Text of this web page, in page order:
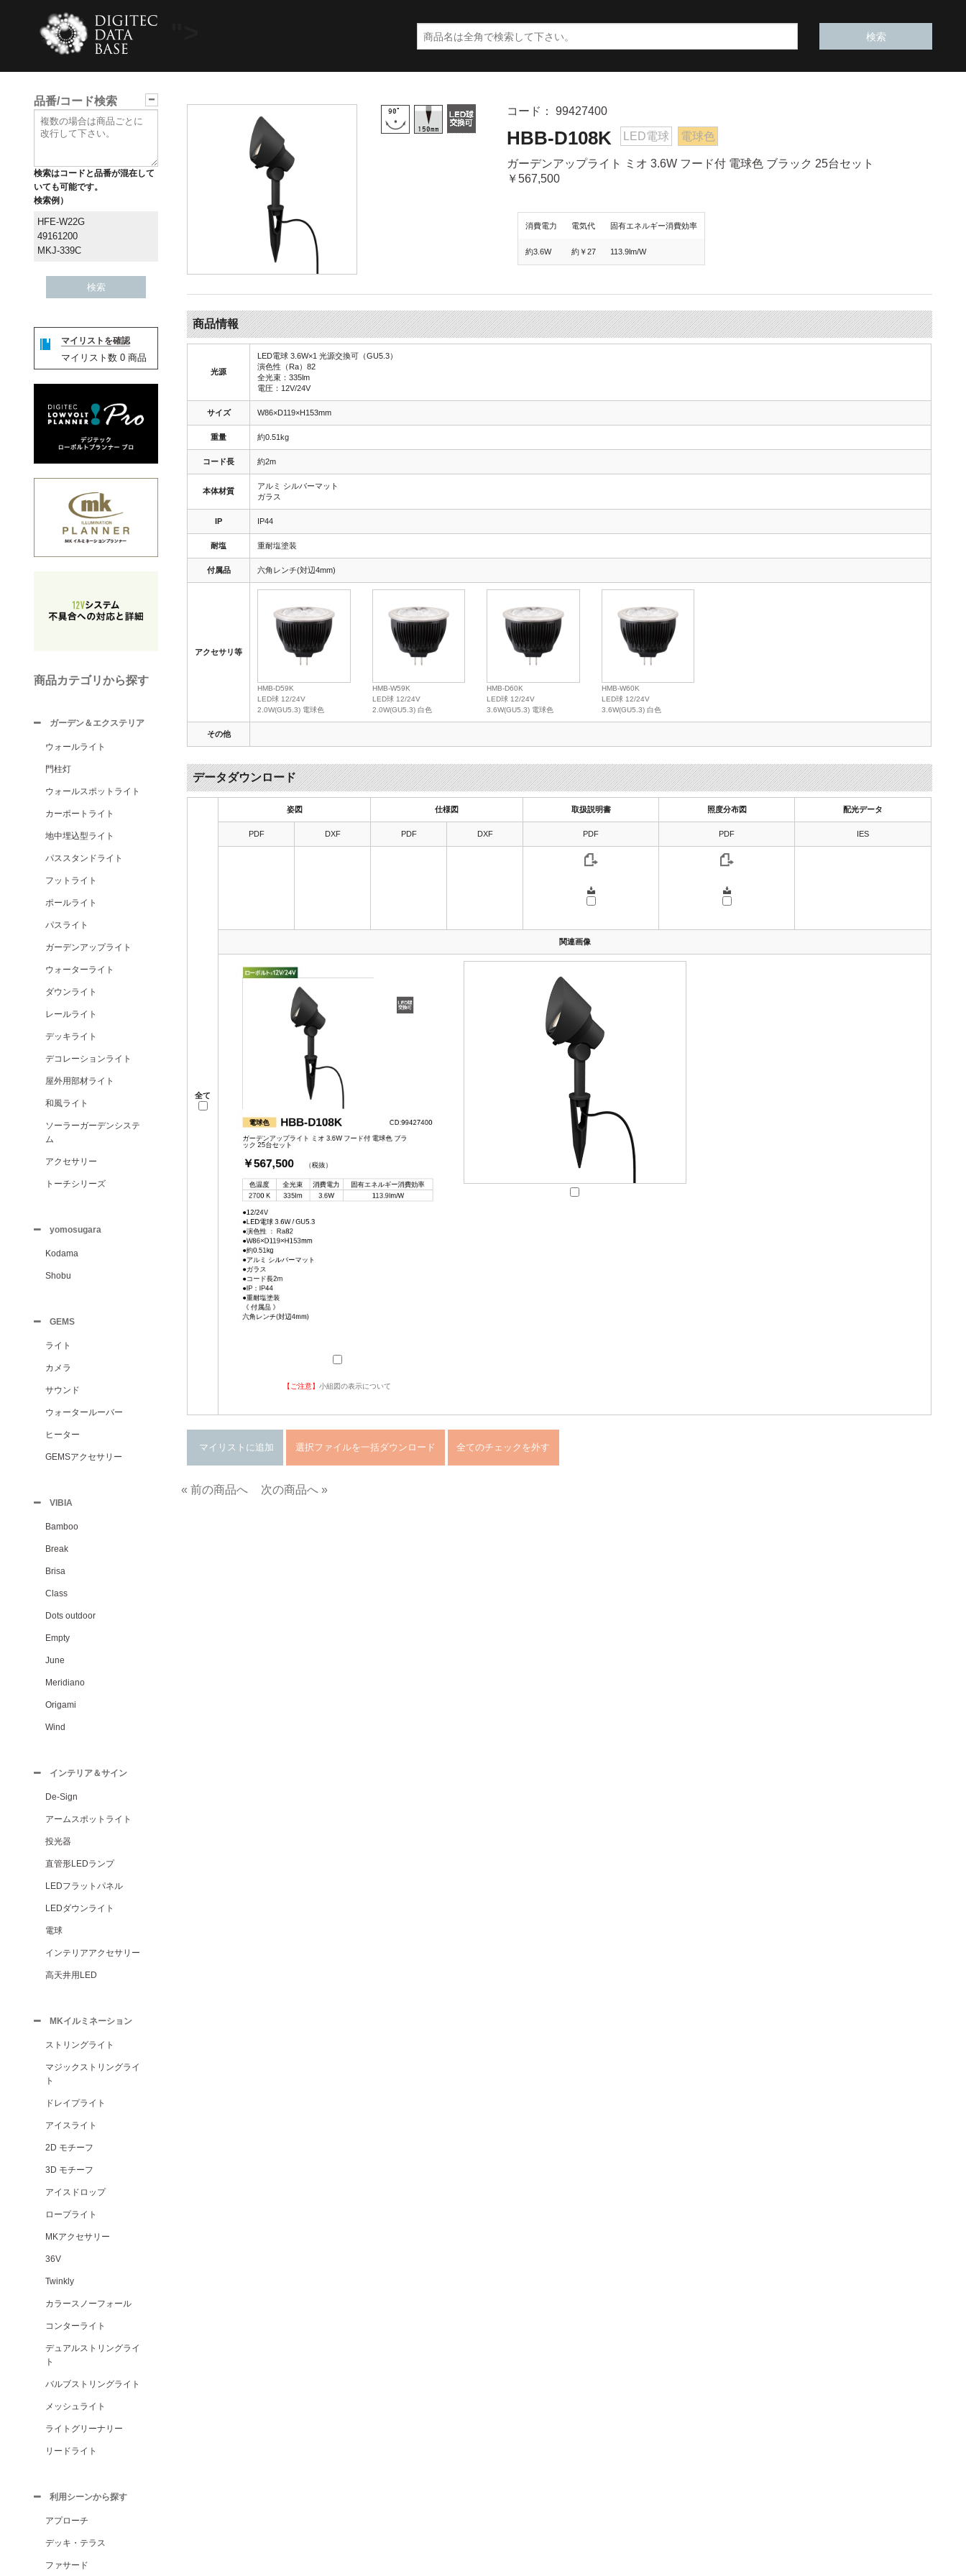
品番/コード検索
検索はコードと品番が混在して
いても可能です。
検索例）
HFE-W22G
49161200
MKJ-339C
マイリストを確認
マイリスト数 0 商品
商品カテゴリから探す
ガーデン＆エクステリア
ウォールライト
門柱灯
ウォールスポットライト
カーポートライト
地中埋込型ライト
パススタンドライト
フットライト
ポールライト
パスライト
ガーデンアップライト
ウォーターライト
ダウンライト
レールライト
デッキライト
デコレーションライト
屋外用部材ライト
和風ライト
ソーラーガーデンシステ
ム
アクセサリー
トーチシリーズ
yomosugara
Kodama
Shobu
GEMS
ライト
カメラ
サウンド
ウォータールーバー
ヒーター
GEMSアクセサリー
VIBIA
Bamboo
Break
Brisa
Class
Dots outdoor
Empty
June
Meridiano
Origami
Wind
インテリア＆サイン
De-Sign
アームスポットライト
投光器
直管形LEDランプ
LEDフラットパネル
LEDダウンライト
電球
インテリアアクセサリー
高天井用LED
MKイルミネーション
ストリングライト
マジックストリングライ
ト
ドレイプライト
アイスライト
2D モチーフ
3D モチーフ
アイスドロップ
ロープライト
MKアクセサリー
36V
Twinkly
カラースノーフォール
コンターライト
デュアルストリングライ
ト
バルブストリングライト
メッシュライト
ライトグリーナリー
リードライト
利用シーンから探す
アプローチ
デッキ・テラス
ファサード
コード： 99427400
HBB-D108K LED電球 電球色
ガーデンアップライト ミオ 3.6W フード付 電球色 ブラック 25台セット
￥567,500
消費電力 電気代 固有エネルギー消費効率
約3.6W 約￥27 113.9lm/W
商品情報
光源
LED電球 3.6W×1 光源交換可（GU5.3）
演色性（Ra）82
全光束：335lm
電圧：12V/24V
サイズ W86×D119×H153mm
重量 約0.51kg
コード長 約2m
本体材質
アルミ シルバーマット
ガラス
IP IP44
耐塩 重耐塩塗装
付属品 六角レンチ(対辺4mm)
アクセサリ等
HMB-D59K
LED球 12/24V
2.0W(GU5.3) 電球色
HMB-W59K
LED球 12/24V
2.0W(GU5.3) 白色
HMB-D60K
LED球 12/24V
3.6W(GU5.3) 電球色
HMB-W60K
LED球 12/24V
3.6W(GU5.3) 白色
その他
データダウンロード
全て
姿図 仕様図 取扱説明書 照度分布図 配光データ
PDF DXF PDF DXF PDF PDF IES
関連画像
【ご注意】小組図の表示について
« 前の商品へ 次の商品へ »